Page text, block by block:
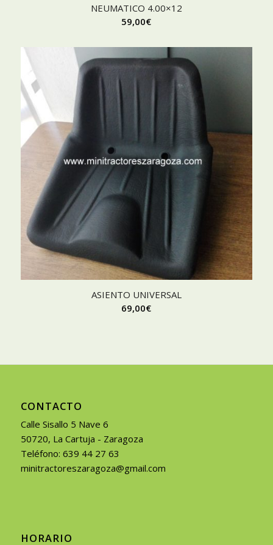
NEUMATICO 4.00×12
59,00€
ASIENTO UNIVERSAL
69,00€
CONTACTO
Calle Sisallo 5 Nave 6
50720, La Cartuja - Zaragoza
Teléfono: 639 44 27 63
minitractoreszaragoza@gmail.com
HORARIO